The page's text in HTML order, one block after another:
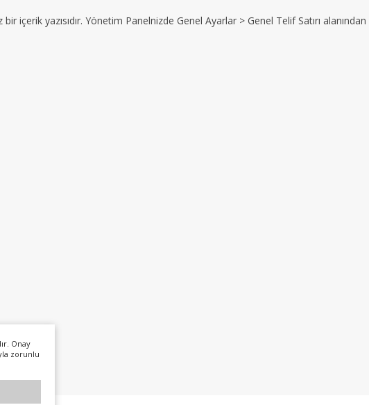
Onay
zorunlu
içerik yazısıdır. Yönetim Panelnizde Genel Ayarlar > Genel Telif Satırı